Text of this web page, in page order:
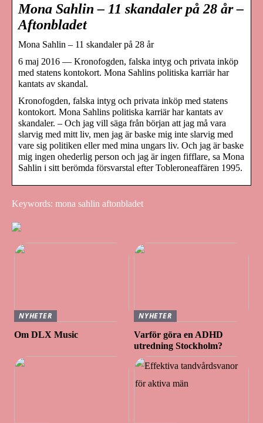
Mona Sahlin – 11 skandaler på 28 år –
Aftonbladet
Mona Sahlin – 11 skandaler på 28 år
6 maj 2016 — Kronofogden, falska intyg och privata inköp
med statens kontokort. Mona Sahlins politiska karriär har
kantats av skandal.
Kronofogden, falska intyg och privata inköp med statens
kontokort. Mona Sahlins politiska karriär har kantats av
skandaler. – Och jag vill säga från början att jag må vara
slarvig med mitt liv, men jag är baske mig inte slarvig med
vare sig politiken eller med mina ungars liv. Och jag är baske
mig ingen ohederlig person och jag är ingen fifflare, sa Mona
Sahlin i sitt berömda försvarstal efter Tobleroneaffären 1995.
Keywords: mona sahlin aftonbladet
NYHETER
Om DLX Music
NYHETER
Varför göra en ADHD
utredning Stockholm?